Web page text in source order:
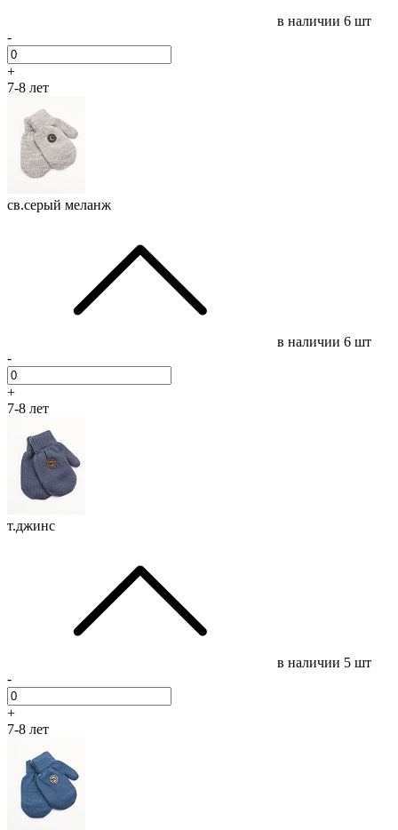
в наличии 6 шт
-
+
7-8 лет
св.серый меланж
в наличии 6 шт
-
+
7-8 лет
т.джинс
в наличии 5 шт
-
+
7-8 лет